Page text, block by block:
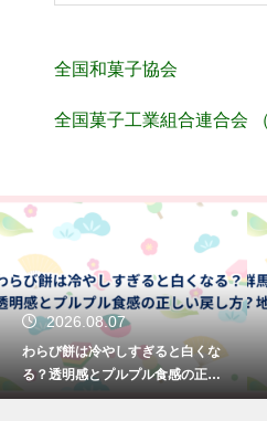
全国和菓子協会
全国菓子工業組合連合会
2026.08.07
わらび餅は冷やしすぎると白くな
る？透明感とプルプル食感の正し
い戻し方